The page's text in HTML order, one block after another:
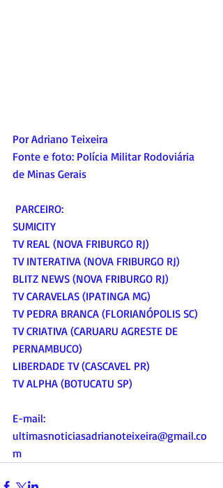
Por Adriano Teixeira
Fonte e foto: Polícia Militar Rodoviária
de Minas Gerais
PARCEIRO:
SUMICITY
TV REAL (NOVA FRIBURGO RJ)
TV INTERATIVA (NOVA FRIBURGO RJ)
BLITZ NEWS (NOVA FRIBURGO RJ)
TV CARAVELAS (IPATINGA MG)
TV PEDRA BRANCA (FLORIANÓPOLIS SC)
TV CRIATIVA (CARUARU AGRESTE DE
PERNAMBUCO)
LIBERDADE TV (CASCAVEL PR)
TV ALPHA (BOTUCATU SP)
E-mail:
ultimasnoticiasadrianoteixeira@gmail.co
m